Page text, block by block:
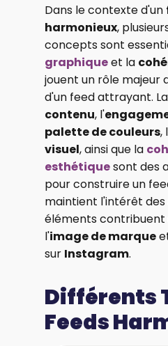
Dans le contexte d'un
harmonieux,
concepts sont
graphiqueet la
jouent un rôle majeur
d'un feed attrayant. La
contenu, l'
palette de couleurs,
visuel, ainsi que la
esthétiquesont des
pour construire un
maintient l'intérêt des
éléments
l'image de marque
sur Instagram.
Différents
Feeds